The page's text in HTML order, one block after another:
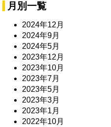
月別一覧
2024年12月
2024年9月
2024年5月
2023年12月
2023年10月
2023年7月
2023年5月
2023年3月
2023年1月
2022年10月